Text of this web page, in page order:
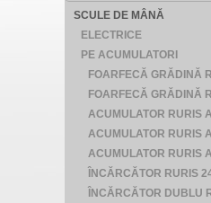
SCULE DE MÂNĂ
ELECTRICE
PE ACUMULATORI
FOARFECĂ GRĂDINĂ
FOARFECĂ GRĂDINĂ
ACUMULATOR RURIS
ACUMULATOR RURIS
ACUMULATOR RURIS
ÎNCĂRCĂTOR RURIS
ÎNCĂRCĂTOR DUBLU